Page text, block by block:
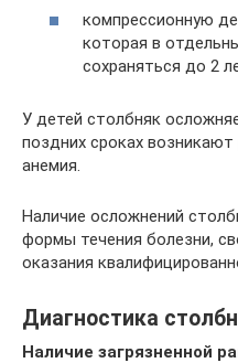
компрессионную
которая в
сохраняться до 2
У детей столбняк
поздних сроках
анемия.
Наличие осложнений
формы течения болезни,
оказания
Диагностика
Наличие загрязненной